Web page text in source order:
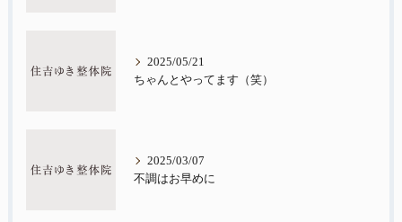
2025/05/21
ちゃんとやってます（笑）
2025/03/07
不調はお早めに